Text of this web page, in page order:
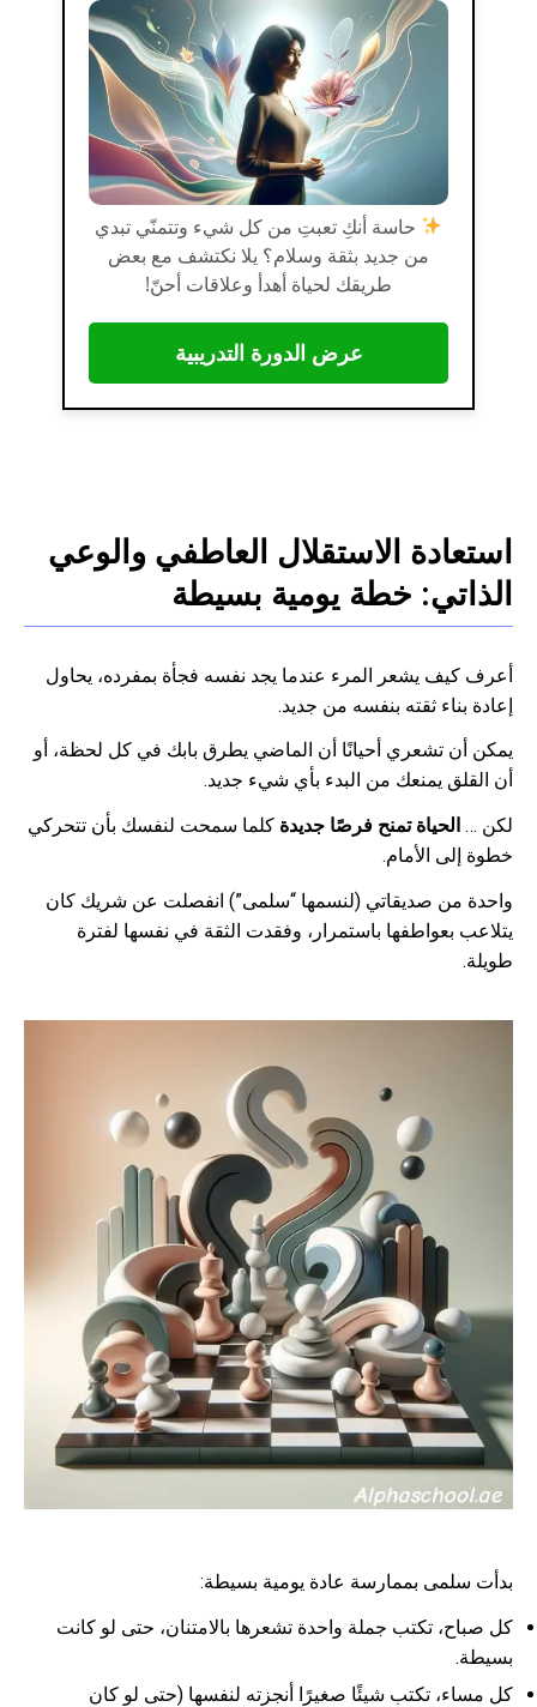
حاسة أنكِ تعبتِ من كل شيء وتتمنّي تبدي
من جديد بثقة وسلام؟ يلا نكتشف مع بعض
طريقك لحياة أهدأ وعلاقات أحنّ!
عرض الدورة التدريبية
استعادة الاستقلال العاطفي والوعي
الذاتي: خطة يومية بسيطة
أعرف كيف يشعر المرء عندما يجد نفسه فجأة بمفرده، يحاول
إعادة بناء ثقته بنفسه من جديد.
يمكن أن تشعري أحيانًا أن الماضي يطرق بابك في كل لحظة، أو
أن القلق يمنعك من البدء بأي شيء جديد.
لكن … الحياة تمنح فرصًا جديدة كلما سمحت لنفسك بأن تتحركي
خطوة إلى الأمام.
واحدة من صديقاتي (لنسمها “سلمى”) انفصلت عن شريك كان
يتلاعب بعواطفها باستمرار، وفقدت الثقة في نفسها لفترة
طويلة.
بدأت سلمى بممارسة عادة يومية بسيطة:
كل صباح، تكتب جملة واحدة تشعرها بالامتنان، حتى لو كانت
بسيطة.
كل مساء، تكتب شيئًا صغيرًا أنجزته لنفسها (حتى لو كان